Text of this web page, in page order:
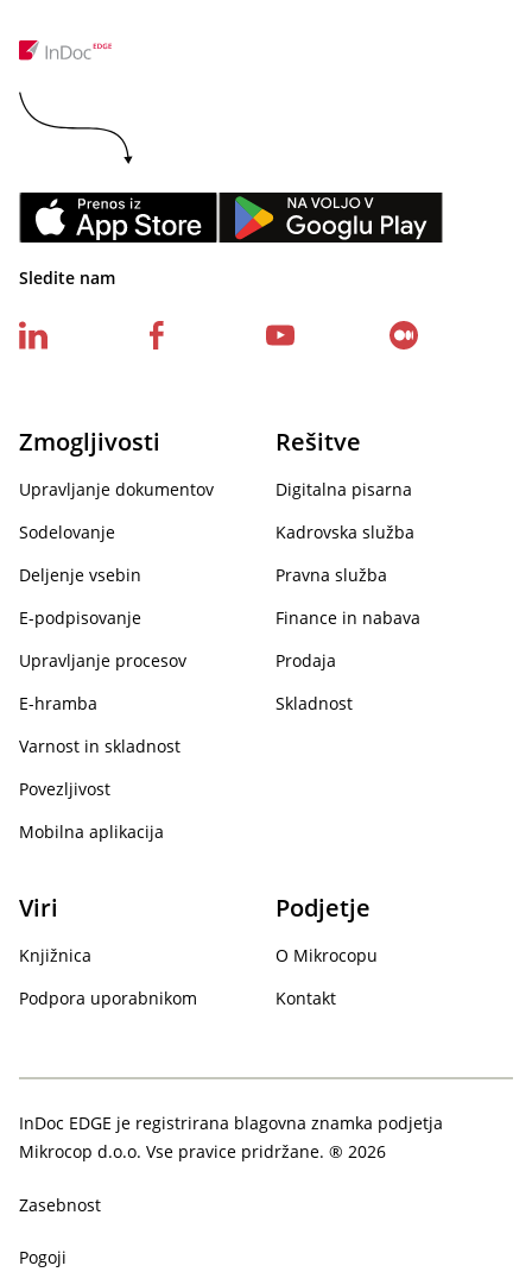
Sledite nam
Zmogljivosti
Upravljanje dokumentov
Sodelovanje
Deljenje vsebin
E-podpisovanje
Upravljanje procesov
E-hramba
Varnost in skladnost
Povezljivost
Mobilna aplikacija
Rešitve
Digitalna pisarna
Kadrovska služba
Pravna služba
Finance in nabava
Prodaja
Skladnost
Viri
Knjižnica
Podpora uporabnikom
Podjetje
O Mikrocopu
Kontakt
InDoc EDGE je registrirana blagovna znamka podjetja
Mikrocop d.o.o. Vse pravice pridržane. ® 2026
Zasebnost
Pogoji